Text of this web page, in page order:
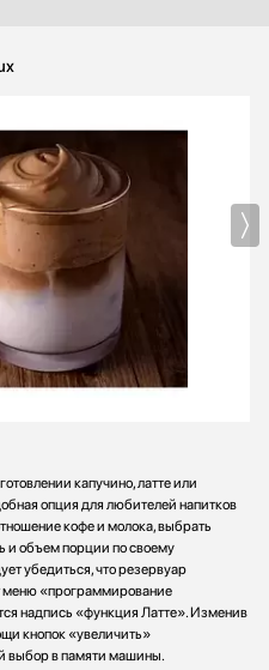
и вкусен!
капучино, латте или
опция для любителей напитков
кофе и молока, выбрать
и объем порции по своему
убедиться, что резервуар
меню «программирование
надпись «функция Латте». Изменив
кнопок «увеличить»
выбор в памяти машины.